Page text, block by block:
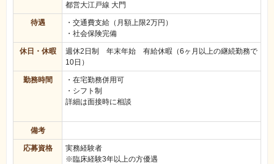
都営大江戸線 大門
待遇
・交通費支給（月額上限2万円）
・社会保険完備
休日・休暇
週休2日制 年末年始 有給休暇（6ヶ月以上の継続勤務で
10日）
勤務時間
・在宅勤務併用可
・シフト制
詳細は面接時に相談
備考
応募資格
実務経験者
※臨床経験3年以上の方優遇